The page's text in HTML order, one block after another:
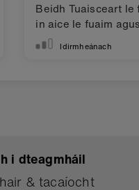
Beidh Tuaisceart le
in aice le fuaim
solas Idirmheánach
i dteagmháil
& tacaíocht